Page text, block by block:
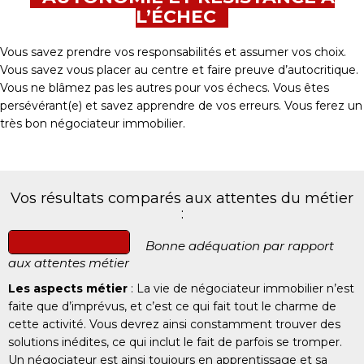
L’ÉCHEC
Vous savez prendre vos responsabilités et assumer vos choix.
Vous savez vous placer au centre et faire preuve d’autocritique.
Vous ne blâmez pas les autres pour vos échecs. Vous êtes
persévérant(e) et savez apprendre de vos erreurs. Vous ferez un
très bon négociateur immobilier.
Vos résultats comparés aux attentes du métier
:
Bonne adéquation par rapport
aux attentes métier
Les aspects métier : La vie de négociateur immobilier n’est
faite que d’imprévus, et c’est ce qui fait tout le charme de
cette activité. Vous devrez ainsi constamment trouver des
solutions inédites, ce qui inclut le fait de parfois se tromper.
Un négociateur est ainsi toujours en apprentissage et sa